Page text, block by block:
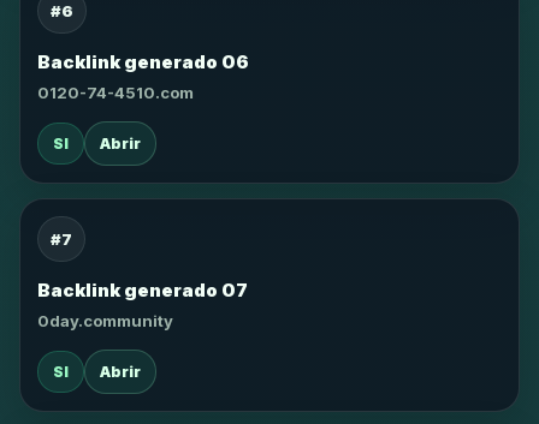
#6
Backlink generado 06
0120-74-4510.com
SI Abrir
#7
Backlink generado 07
0day.community
SI Abrir